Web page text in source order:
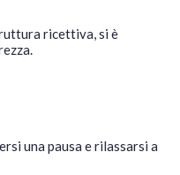
ricettiva, si è
una pausa e rilassarsi a